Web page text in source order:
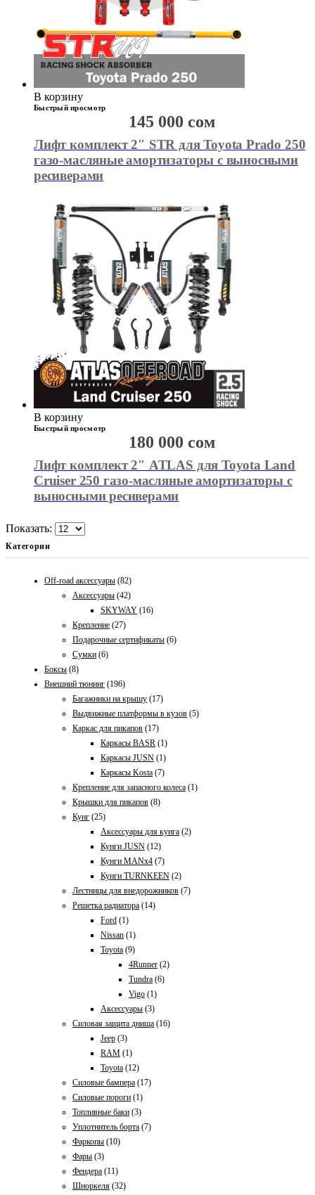
В корзину
Быстрый просмотр
Лифт комплект 2″ STR для Toyota Prado 250
газо-масляные амортизаторы c выносными
ресиверами
145 000 сом
В корзину
Быстрый просмотр
Лифт комплект 2″ ATLAS для Toyota Land
Cruiser 250 газо-масляные амортизаторы c
выносными ресиверами
180 000 сом
Показать:
Категории
Off-road аксессуары (82)
Аксессуары (42)
SKYWAY (16)
Крепление (27)
Подарочные сертификаты (6)
Сумки (6)
Боксы (8)
Внешний тюнинг (196)
Багажники на крышу (17)
Выдвижные платформы в кузов (5)
Каркас для пикапов (17)
Каркасы BASR (1)
Каркасы JUSN (1)
Каркасы Kosta (7)
Крепление для запасного колеса (1)
Крышки для пикапов (8)
Кунг (25)
Аксессуары для кунга (2)
Кунги JUSN (12)
Кунги MANx4 (7)
Кунги TURNKEEN (2)
Лестницы для внедорожников (7)
Решетка радиатора (14)
Ford (1)
Nissan (1)
Toyota (9)
4Runner (2)
Tundra (6)
Vigo (1)
Аксессуары (3)
Силовая защита днища (16)
Jeep (3)
RAM (1)
Toyota (12)
Силовые бампера (17)
Силовые пороги (1)
Топливные баки (3)
Уплотнитель борта (7)
Фаркопы (10)
Фары (3)
Фендера (11)
Шноркеля (32)